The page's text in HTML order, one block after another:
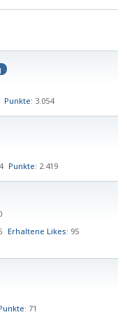
Punkte 3.054
Punkte 2.419
Erhaltene Likes 95
71